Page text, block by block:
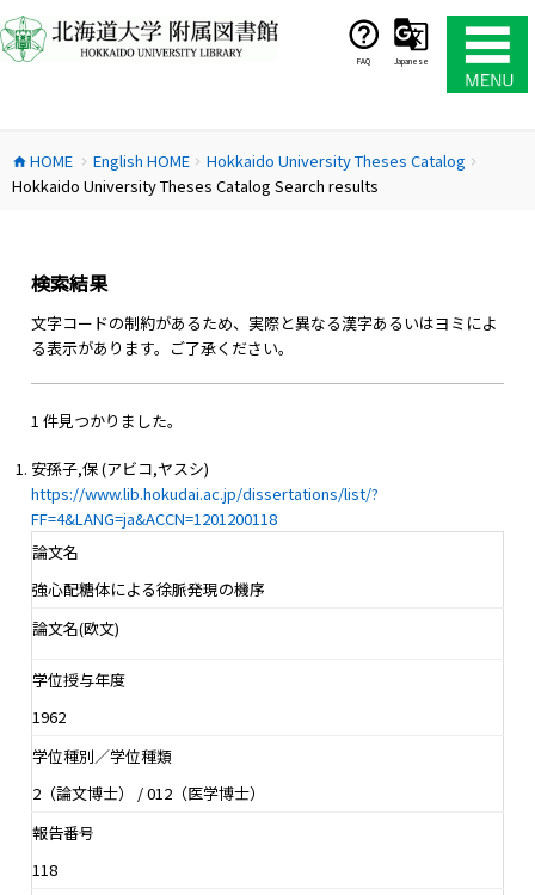
ン
テ
ス
キ
FAQ Japanese
home HOME chevron_right English HOMEchevron_right Hokkaido University Theses Catalog chevron_right
Hokkaido University Theses Catalog Search results
検索結果
文字コードの制約があるため、実際と異なる漢字あるいはヨミによ
る表示があります。ご了承ください。
1 件見つかりました。
安孫子,保 (アビコ,ヤスシ)
https://www.lib.hokudai.ac.jp/dissertations/list/?
FF=4&LANG=ja&ACCN=1201200118
論文名
強心配糖体による徐脈発現の機序
論文名(欧文)
学位授与年度
1962
学位種別／学位種類
2（論文博士） / 012（医学博士）
報告番号
118